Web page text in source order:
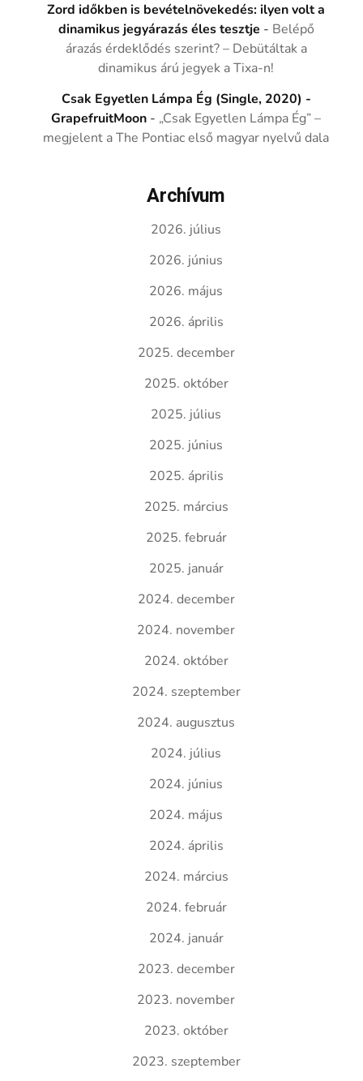
Zord időkben is bevételnövekedés: ilyen volt a
dinamikus jegyárazás éles tesztje - Belépő
árazás érdeklődés szerint? – Debütáltak a
dinamikus árú jegyek a Tixa-n!
Csak Egyetlen Lámpa Ég (Single, 2020) -
GrapefruitMoon - „Csak Egyetlen Lámpa Ég” –
megjelent a The Pontiac első magyar nyelvű dala
Archívum
2026. július
2026. június
2026. május
2026. április
2025. december
2025. október
2025. július
2025. június
2025. április
2025. március
2025. február
2025. január
2024. december
2024. november
2024. október
2024. szeptember
2024. augusztus
2024. július
2024. június
2024. május
2024. április
2024. március
2024. február
2024. január
2023. december
2023. november
2023. október
2023. szeptember